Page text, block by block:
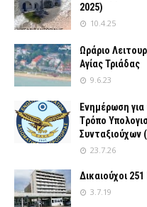
2025)
10.4.25
Ωράριο
Αγίας Τριάδας
9.6.23
Ενημέρωση
Tρόπο
Συνταξιούχων
23.7.26
Δικαιούχοι
3.7.19